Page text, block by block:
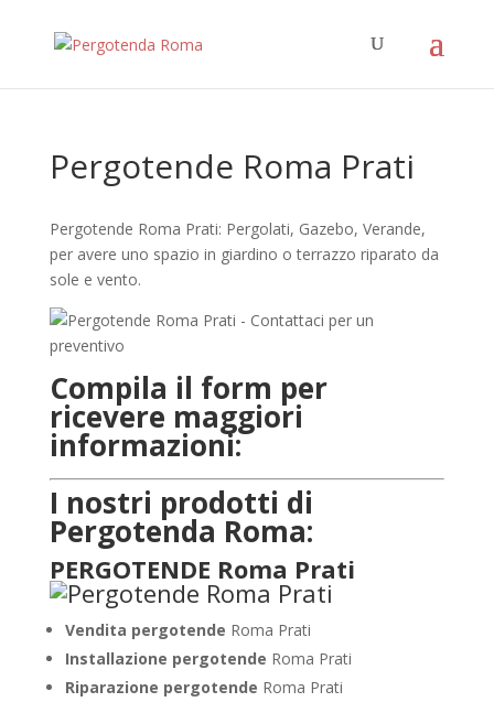
Pergotende Roma Prati
Pergotende Roma Prati: Pergolati, Gazebo, Verande,
per avere uno spazio in giardino o terrazzo riparato da
sole e vento.
Compila il form per
ricevere maggiori
informazioni:
I nostri prodotti di
Pergotenda Roma:
PERGOTENDE Roma Prati
Vendita pergotende Roma Prati
Installazione pergotende Roma Prati
Riparazione pergotende Roma Prati